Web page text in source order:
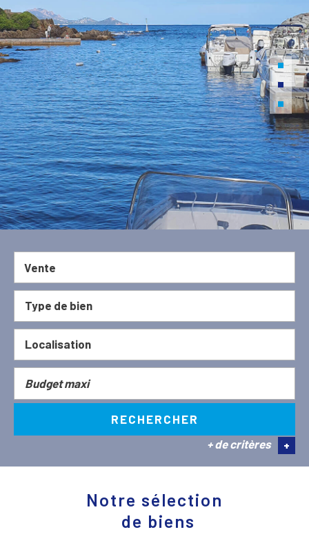
Vente
10KM
RECHERCHER
+ de critères
+
Notre sélection
de biens